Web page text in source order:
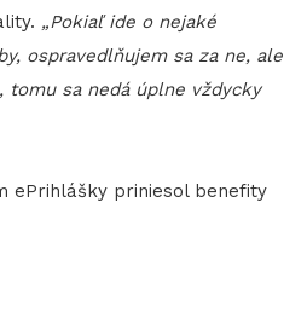
„Pokiaľ ide o nejaké
ospravedlňujem sa za ne, ale
tomu sa nedá úplne vždycky
ePrihlášky priniesol benefity